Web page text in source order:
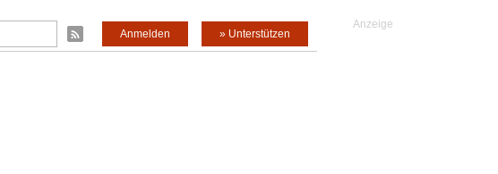
» Unterstützen
Anmelden